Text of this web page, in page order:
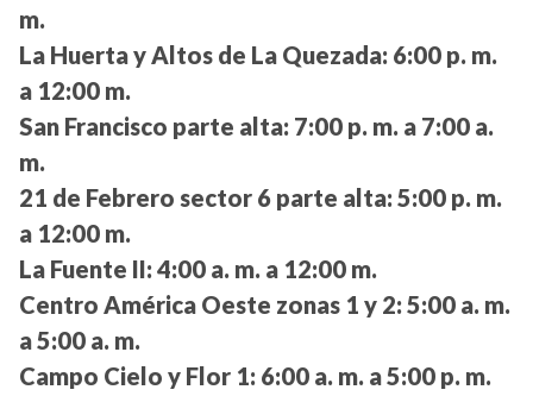
m.
La Huerta y Altos de La Quezada: 6:00 p. m.
a 12:00 m.
San Francisco parte alta: 7:00 p. m. a 7:00 a.
m.
21 de Febrero sector 6 parte alta: 5:00 p. m.
a 12:00 m.
La Fuente II: 4:00 a. m. a 12:00 m.
Centro América Oeste zonas 1 y 2: 5:00 a. m.
a 5:00 a. m.
Campo Cielo y Flor 1: 6:00 a. m. a 5:00 p. m.